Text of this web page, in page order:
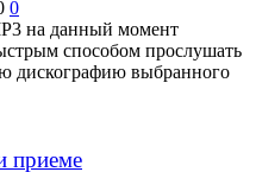
0
на данный момент
способом прослушать
дискографию выбранного
приеме